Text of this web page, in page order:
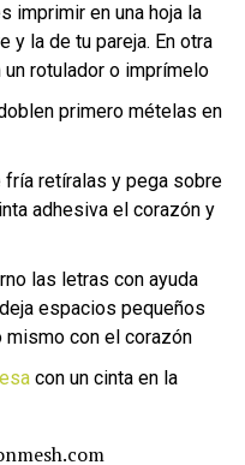
imprimir en una hoja la
y la de tu pareja. En otra
un rotulador o imprímelo
primero mételas en
fría retíralas y pega sobre
adhesiva el corazón y
las letras con ayuda
espacios pequeños
mismo con el corazón
con un cinta en la